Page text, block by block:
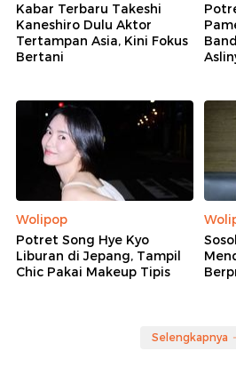
Kabar Terbaru Takeshi
Kaneshiro Dulu Aktor
Tertampan Asia, Kini Fokus
Bertani
Wolipop
Potret Song Hye Kyo
Liburan di Jepang, Tampil
Chic Pakai Makeup Tipis
Selengkapnya